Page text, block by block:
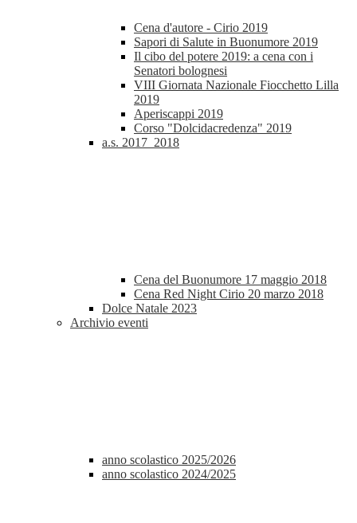
Cena d'autore - Cirio 2019
Sapori di Salute in Buonumore 2019
Il cibo del potere 2019: a cena con i
Senatori bolognesi
VIII Giornata Nazionale Fiocchetto Lilla
2019
Aperiscappi 2019
Corso "Dolcidacredenza" 2019
a.s. 2017_2018
Cena del Buonumore 17 maggio 2018
Cena Red Night Cirio 20 marzo 2018
Dolce Natale 2023
Archivio eventi
anno scolastico 2025/2026
anno scolastico 2024/2025